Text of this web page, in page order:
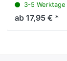
3-5 Werktage
ab 17,95 € *